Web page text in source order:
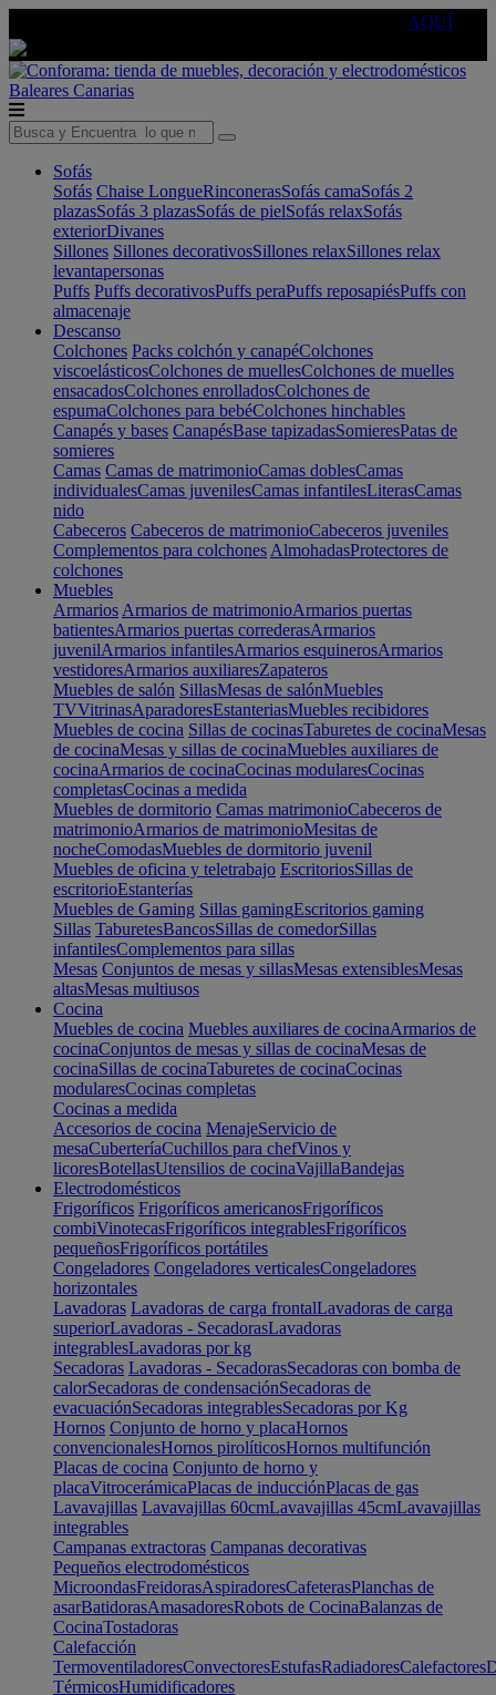
AQUÍ
Baleares Canarias
Sofás
Sofás Chaise LongueRinconerasSofás camaSofás 2
plazasSofás 3 plazasSofás de pielSofás relaxSofás
exteriorDivanes
Sillones Sillones decorativosSillones relaxSillones relax
levantapersonas
Puffs Puffs decorativosPuffs peraPuffs reposapiésPuffs con
almacenaje
Descanso
Colchones Packs colchón y canapéColchones
viscoelásticosColchones de muellesColchones de muelles
ensacadosColchones enrolladosColchones de
espumaColchones para bebéColchones hinchables
Canapés y bases CanapésBase tapizadasSomieresPatas de
somieres
Camas Camas de matrimonioCamas doblesCamas
individualesCamas juvenilesCamas infantilesLiterasCamas
nido
Cabeceros Cabeceros de matrimonioCabeceros juveniles
Complementos para colchones AlmohadasProtectores de
colchones
Muebles
Armarios Armarios de matrimonioArmarios puertas
batientesArmarios puertas correderasArmarios
juvenilArmarios infantilesArmarios esquinerosArmarios
vestidoresArmarios auxiliaresZapateros
Muebles de salón SillasMesas de salónMuebles
TVVitrinasAparadoresEstanteriasMuebles recibidores
Muebles de cocina Sillas de cocinasTaburetes de cocinaMesas
de cocinaMesas y sillas de cocinaMuebles auxiliares de
cocinaArmarios de cocinaCocinas modularesCocinas
completasCocinas a medida
Muebles de dormitorio Camas matrimonioCabeceros de
matrimonioArmarios de matrimonioMesitas de
nocheComodasMuebles de dormitorio juvenil
Muebles de oficina y teletrabajo EscritoriosSillas de
escritorioEstanterías
Muebles de Gaming Sillas gamingEscritorios gaming
Sillas TaburetesBancosSillas de comedorSillas
infantilesComplementos para sillas
Mesas Conjuntos de mesas y sillasMesas extensiblesMesas
altasMesas multiusos
Cocina
Muebles de cocina Muebles auxiliares de cocinaArmarios de
cocinaConjuntos de mesas y sillas de cocinaMesas de
cocinaSillas de cocinaTaburetes de cocinaCocinas
modularesCocinas completas
Cocinas a medida
Accesorios de cocina MenajeServicio de
mesaCuberteríaCuchillos para chefVinos y
licoresBotellasUtensilios de cocinaVajillaBandejas
Electrodomésticos
Frigoríficos Frigoríficos americanosFrigoríficos
combiVinotecasFrigoríficos integrablesFrigoríficos
pequeñosFrigoríficos portátiles
Congeladores Congeladores verticalesCongeladores
horizontales
Lavadoras Lavadoras de carga frontalLavadoras de carga
superiorLavadoras - SecadorasLavadoras
integrablesLavadoras por kg
Secadoras Lavadoras - SecadorasSecadoras con bomba de
calorSecadoras de condensaciónSecadoras de
evacuaciónSecadoras integrablesSecadoras por Kg
Hornos Conjunto de horno y placaHornos
convencionalesHornos pirolíticosHornos multifunción
Placas de cocina Conjunto de horno y
placaVitrocerámicaPlacas de inducciónPlacas de gas
Lavavajillas Lavavajillas 60cmLavavajillas 45cmLavavajillas
integrables
Campanas extractoras Campanas decorativas
Pequeños electrodomésticos
MicroondasFreidorasAspiradoresCafeterasPlanchas de
asarBatidorasAmasadoresRobots de CocinaBalanzas de
CocinaTostadoras
Calefacción
TermoventiladoresConvectoresEstufasRadiadoresCalefactores
TérmicosHumidificadores